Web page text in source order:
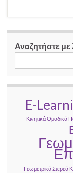
Αναζητήστε με
E-
Κινητικά Ομαδικά
Γεωμετρικά Στερεά